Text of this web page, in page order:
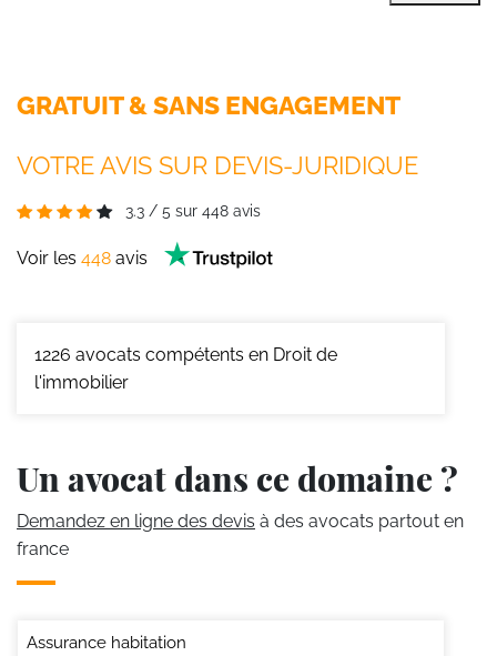
GRATUIT & SANS ENGAGEMENT
VOTRE AVIS SUR DEVIS-JURIDIQUE
3.3 / 5 sur 448 avis
Voir les 448 avis
1226 avocats compétents en Droit de
l'immobilier
Un avocat dans ce domaine ?
Demandez en ligne des devis à des avocats partout en
france
Assurance habitation